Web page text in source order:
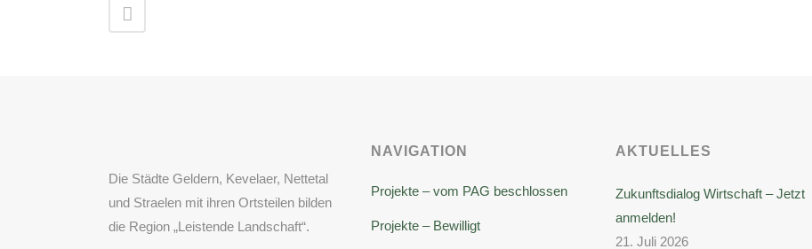
Die Städte Geldern, Kevelaer, Nettetal
und Straelen mit ihren Ortsteilen bilden
die Region „Leistende Landschaft“.
NAVIGATION
Projekte – vom PAG beschlossen
Projekte – Bewilligt
AKTUELLES
Zukunftsdialog Wirtschaft – Jetzt
anmelden!
21. Juli 2026